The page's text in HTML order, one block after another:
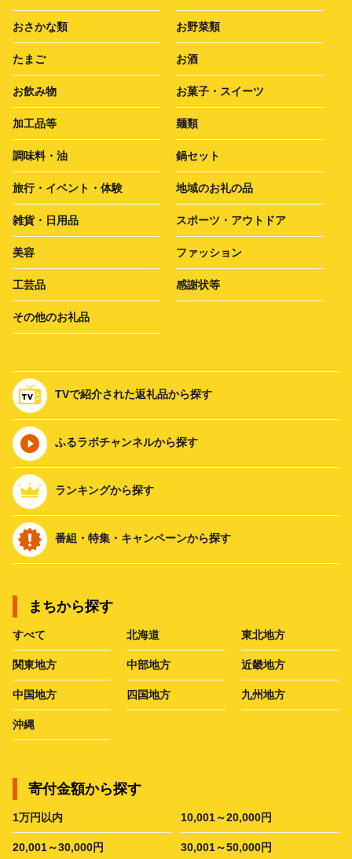
おさかな類 お野菜類
たまご お酒
お飲み物 お菓子・スイーツ
加工品等 麺類
調味料・油 鍋セット
旅行・イベント・体験 地域のお礼の品
雑貨・日用品 スポーツ・アウトドア
美容 ファッション
工芸品 感謝状等
その他のお礼品
TVで紹介された返礼品から探す
ふるラボチャンネルから探す
ランキングから探す
番組・特集・キャンペーンから探す
まちから探す
すべて 北海道 東北地方
関東地方 中部地方 近畿地方
中国地方 四国地方 九州地方
沖縄
寄付金額から探す
1万円以内 10,001～20,000円
20,001～30,000円 30,001～50,000円